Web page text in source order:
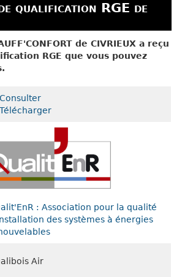
qualification RGE de
de CIVRIEUX a reçu
RGE que vous pouvez
: Association pour la qualité
des systèmes à énergies
Air